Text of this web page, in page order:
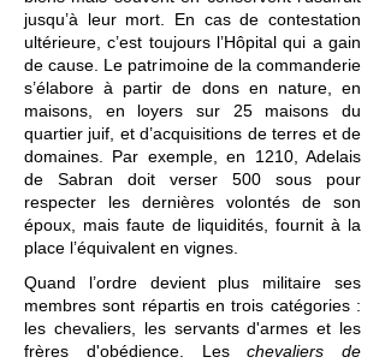
jusqu’à leur mort. En cas de contestation
ultérieure, c’est toujours l’Hôpital qui a gain
de cause. Le patrimoine de la commanderie
s’élabore à partir de dons en nature, en
maisons, en loyers sur 25 maisons du
quartier juif, et d’acquisitions de terres et de
domaines. Par exemple, en 1210, Adelais
de Sabran doit verser 500 sous pour
respecter les dernières volontés de son
époux, mais faute de liquidités, fournit à la
place l’équivalent en vignes.
Quand l’ordre devient plus militaire ses
membres sont répartis en trois catégories :
les chevaliers, les servants d'armes et les
frères d'obédience. Leschevaliers de